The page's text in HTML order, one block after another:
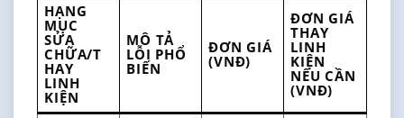
HẠNG
MỤC
SỬA
CHỮA/T
HAY
LINH
KIỆN
MÔ TẢ
LỖI PHỔ
BIẾN
ĐƠN GIÁ
(VNĐ)
ĐƠN GIÁ
THAY
LINH
KIỆN
NẾU CẦN
(VNĐ)